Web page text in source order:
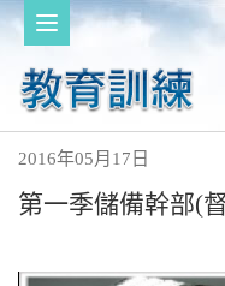
2016年05月17日
第一季儲備幹部(